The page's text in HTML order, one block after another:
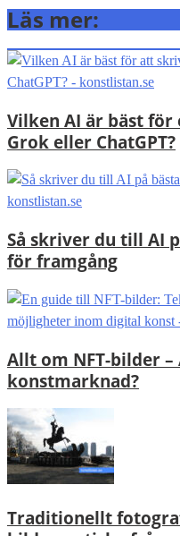
Läs mer:
Vilken AI är bäst
Grok eller ChatGPT?
Så skriver du till AI
för framgång
Allt om NFT-bilder
konstmarknad?
Traditionellt